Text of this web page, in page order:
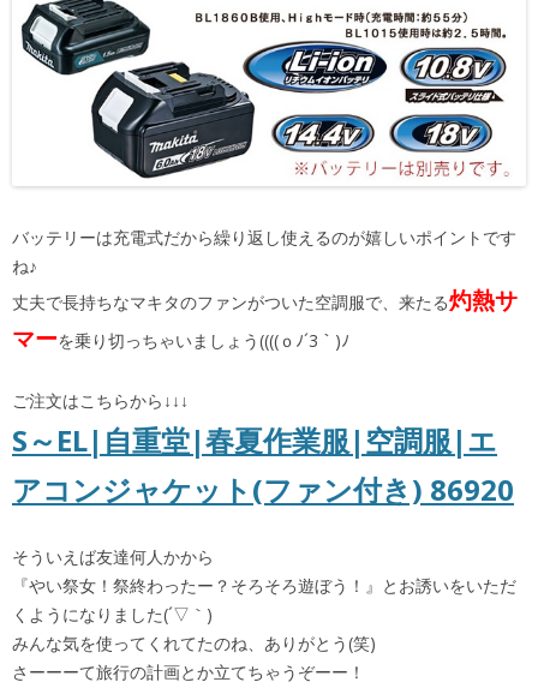
バッテリーは充電式だから繰り返し使えるのが嬉しいポイントです
ね♪
丈夫で長持ちなマキタのファンがついた空調服で、来たる灼熱サ
マーを乗り切っちゃいましょう((((ｏﾉ´3｀)ﾉ
ご注文はこちらから↓↓↓
S～EL|自重堂|春夏作業服|空調服|エ
アコンジャケット(ファン付き) 86920
そういえば友達何人かから
『やい祭女！祭終わったー？そろそろ遊ぼう！』とお誘いをいただ
くようになりました(´▽｀)
みんな気を使ってくれてたのね、ありがとう(笑)
さーーーて旅行の計画とか立てちゃうぞーー！